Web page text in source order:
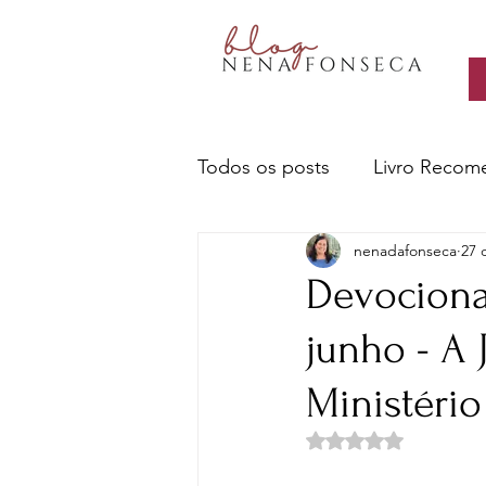
Todos os posts Livro
Livros- Nena recomenda
Sobre escritores e a escrita
Ciência e Tecnologia
junho - A
nenadafonseca 27
Avaliado com NaN